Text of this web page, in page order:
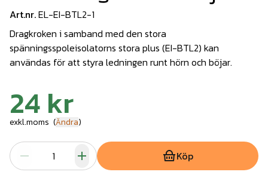
Art.nr.EL-EI-BTL2-1
Dragkroken i samband med den stora
spänningsspoleisolatorns stora plus (EI-BTL2) kan
användas för att styra ledningen runt hörn och böjar.
24 kr
exkl.moms (Ändra)
Köp